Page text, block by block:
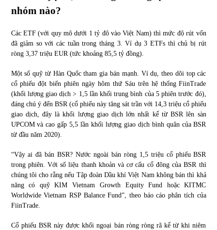
nhóm nào?
Các ETF (với quy mô dưới 1 tỷ đô vào Việt Nam) thì mức độ rút vốn
đã giảm so với các tuần trong tháng 3. Ví dụ 3 ETFs thì chủ bị rút
ròng 3,37 triệu EUR (tức khoảng 85,5 tỷ đồng).
Một số quỹ từ Hàn Quốc tham gia bán mạnh. Ví dụ, theo dõi top các
cổ phiếu đột biến phiên ngày hôm thứ Sáu trên hệ thống FiinTrade
(khối lượng giao dịch > 1,5 lần khối trung bình của 5 phiên trước đó),
đáng chú ý đến BSR (cổ phiếu này tăng sát trần với 14,3 triệu cổ phiếu
giao dịch, đây là khối lượng giao dịch lớn nhất kể từ BSR lên sàn
UPCOM và cao gấp 5,5 lần khối lượng giao dịch bình quân của BSR
từ đầu năm 2020).
“Vậy ai đã bán BSR? Nước ngoài bán ròng 1,5 triệu cổ phiếu BSR
trong phiên. Với số liệu thanh khoản và cơ cấu cổ đông của BSR thì
chúng tôi cho rằng nếu Tập đoàn Dầu khí Việt Nam không bán thì khả
năng có quỹ KIM Vietnam Growth Equity Fund hoặc KITMC
Worldwide Vietnam RSP Balance Fund”, theo báo cáo phân tích của
FiinTrade.
Cổ phiếu BSR này được khối ngoại bán ròng ròng rã kể từ khi niêm